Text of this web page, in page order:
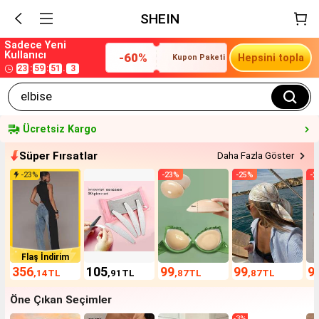
SHEIN
elbise
Sadece Yeni
Kullanıcı
23 : 59 : 50 . 8
-60% Kupon Paketi Hepsini topla
Ücretsiz Kargo
Süper Fırsatlar Daha Fazla Göster
-23%
Flaş İndirim
356,14TL 105,91 TL
-23%
99,87TL
-25%
99,87TL
-
Öne Çıkan Seçimler